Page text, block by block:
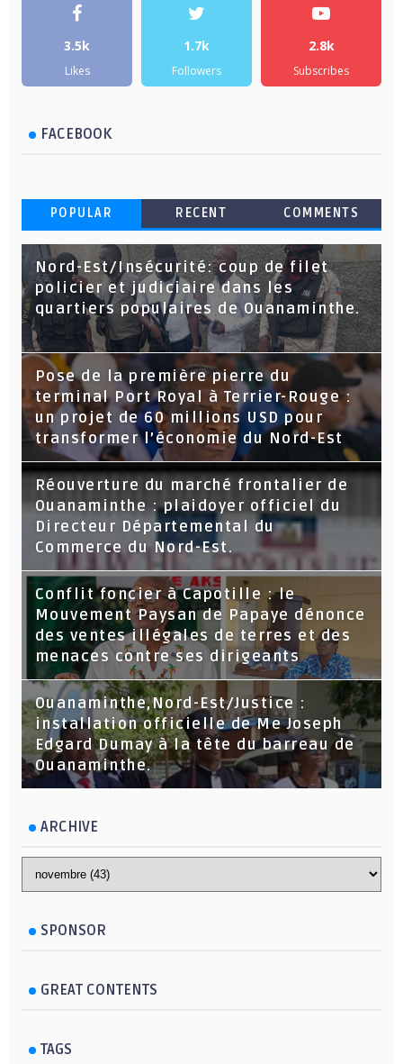
3.5k
Likes
1.7k
Followers
2.8k
Subscribes
FACEBOOK
POPULAR RECENT COMMENTS
Nord-Est/Insécurité: coup de filet
policier et judiciaire dans les
quartiers populaires de Ouanaminthe.
Pose de la première pierre du
terminal Port Royal à Terrier-Rouge :
un projet de 60 millions USD pour
transformer l’économie du Nord-Est
Réouverture du marché frontalier de
Ouanaminthe : plaidoyer officiel du
Directeur Départemental du
Commerce du Nord-Est.
Conflit foncier à Capotille : le
Mouvement Paysan de Papaye dénonce
des ventes illégales de terres et des
menaces contre ses dirigeants
Ouanaminthe,Nord-Est/Justice :
installation officielle de Me Joseph
Edgard Dumay à la tête du barreau de
Ouanaminthe.
ARCHIVE
SPONSOR
GREAT CONTENTS
TAGS